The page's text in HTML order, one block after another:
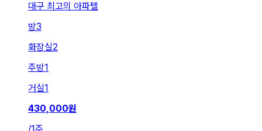
대구 최고의 아파텔
방3
화장실2
주방1
거실1
430,000원